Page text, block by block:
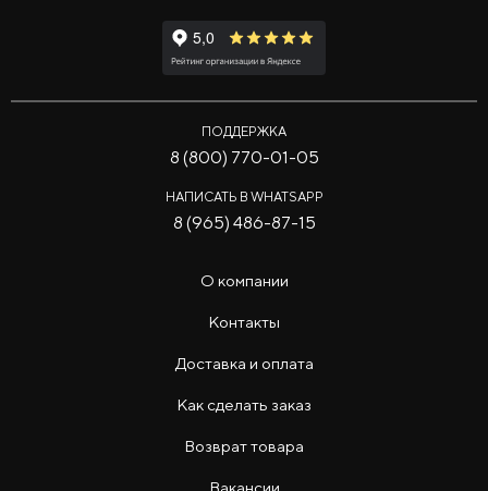
ПОДДЕРЖКА
8 (800) 770-01-05
НАПИСАТЬ В WHATSAPP
8 (965) 486-87-15
О компании
Контакты
Доставка и оплата
Как сделать заказ
Возврат товара
Вакансии